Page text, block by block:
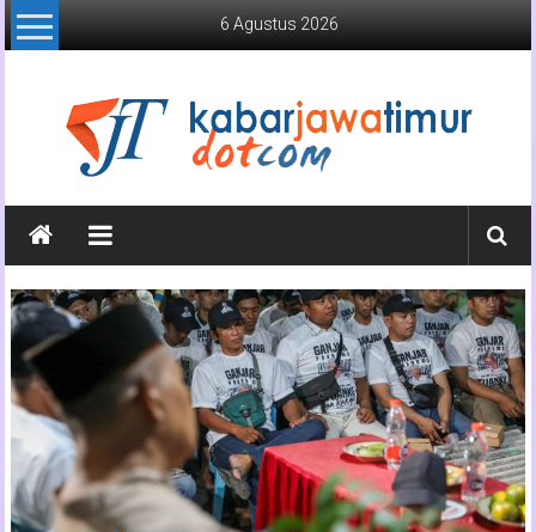
Lompat
ke
6 Agustus 2026
Kabar
Jawa
Timur
Media
Online
Jawa
Timur